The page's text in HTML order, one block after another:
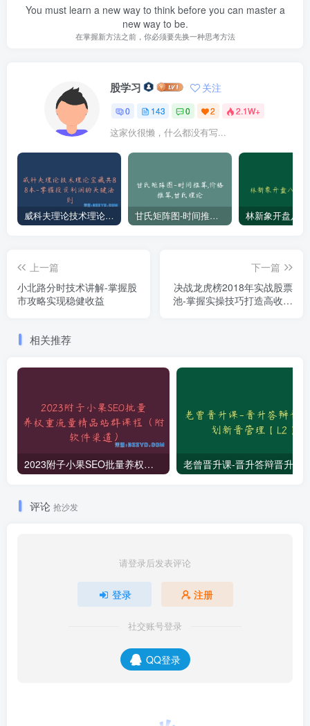
You must learn a new way to think before you can master a
new way to be.
在掌握新方法之前，你必须要先换一种思考方法
股学习 关注
0 143 0 2 2.1W+
这家伙很懒，什么都没有写...
威科夫理论技术理论宝藏共88本-掌握投资利润的关键法则 甘氏矩阵图-时间推算,价格推算,甘氏理论
上一篇
小北路分时技术讲解-掌握股
市攻略实现稳健收益
下一篇
决战龙虎榜2018年实战股票
池-掌握实操技巧打造高收益
相关推荐
2023附子小果SEO批量养权重流量精品站群课程（附软件渠道）
评论 抢沙发
请登录后发表评论
登录 注册
社交账号登录
QQ登录